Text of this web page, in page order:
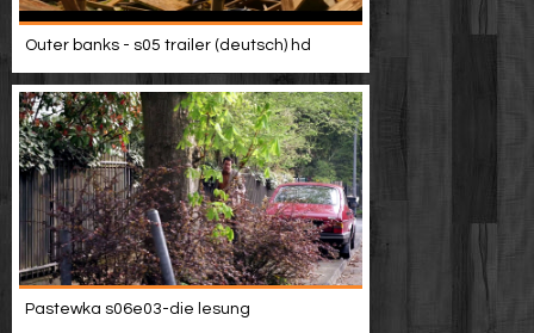
Outer banks - s05 trailer (deutsch) hd
Pastewka s06e03-die lesung